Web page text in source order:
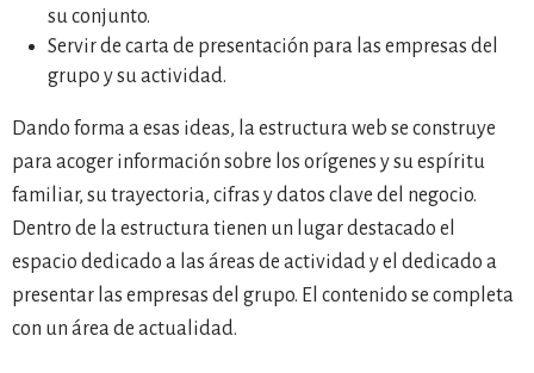
su conjunto.
Servir de carta de presentación para las empresas del
grupo y su actividad.
Dando forma a esas ideas, la estructura web se construye
para acoger información sobre los orígenes y su espíritu
familiar, su trayectoria, cifras y datos clave del negocio.
Dentro de la estructura tienen un lugar destacado el
espacio dedicado a las áreas de actividad y el dedicado a
presentar las empresas del grupo. El contenido se completa
con un área de actualidad.